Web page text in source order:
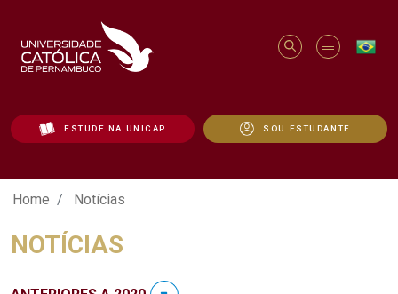
ESTUDE NA UNICAP SOU ESTUDANTE
Notícias - Unicap
Home Notícias
NOTÍCIAS